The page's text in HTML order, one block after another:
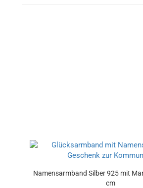
Namensarmband Silber 925 mit
cm